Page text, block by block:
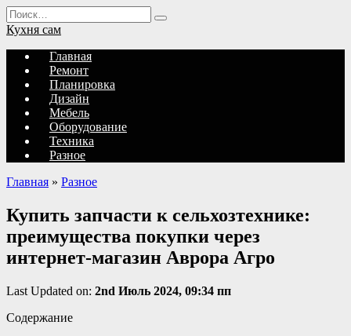
Перейти
к
содержанию
Search
for:
Кухня сам
Главная
Ремонт
Планировка
Дизайн
Мебель
Оборудование
Техника
Разное
Главная » Разное
Купить запчасти к сельхозтехнике:
преимущества покупки через
интернет-магазин Аврора Агро
Last Updated on: 2nd Июль 2024, 09:34 пп
Содержание